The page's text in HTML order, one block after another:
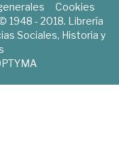
Cookies
1948 - 2018. Librería
Sociales, Historia y